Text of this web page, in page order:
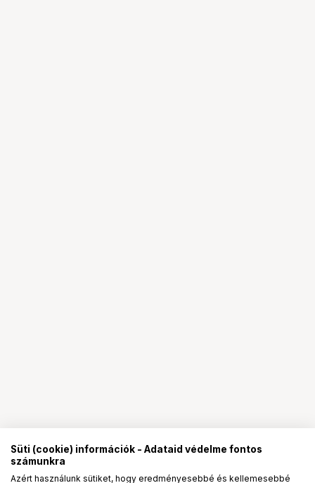
Süti (cookie) információk - Adataid védelme fontos
számunkra
Azért használunk sütiket, hogy eredményesebbé és kellemesebbé